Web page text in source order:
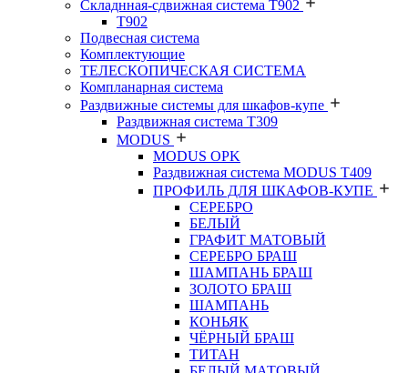
Складнная-сдвижная система Т902
T902
Подвесная система
Комплектующие
ТЕЛЕСКОПИЧЕСКАЯ СИСТЕМА
Компланарная система
Раздвижные системы для шкафов-купе
Раздвижная система Т309
MODUS
MODUS OPK
Раздвижная система MODUS T409
ПРОФИЛЬ ДЛЯ ШКАФОВ-КУПЕ
СЕРЕБРО
БЕЛЫЙ
ГРАФИТ МАТОВЫЙ
СЕРЕБРО БРАШ
ШАМПАНЬ БРАШ
ЗОЛОТО БРАШ
ШАМПАНЬ
КОНЬЯК
ЧЁРНЫЙ БРАШ
ТИТАН